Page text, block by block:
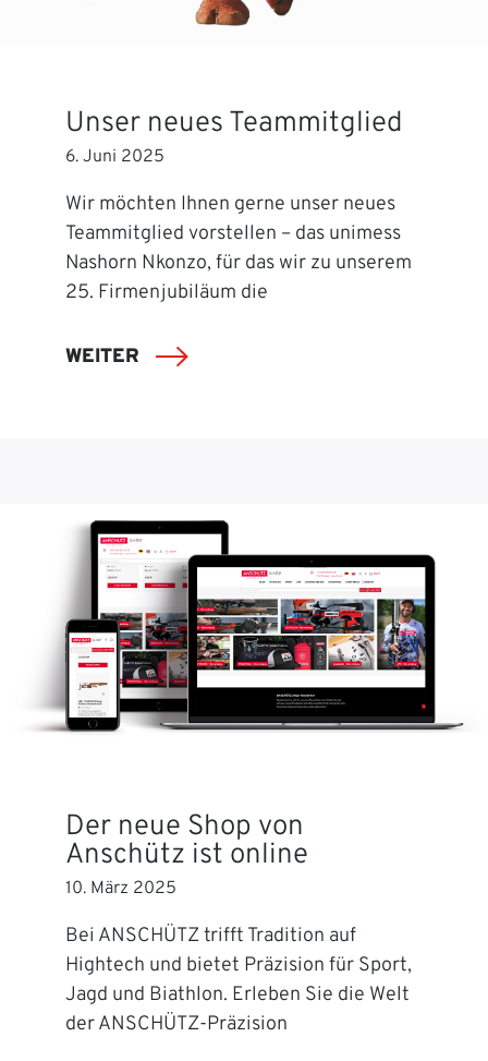
Unser neues Teammitglied
6. Juni 2025
Wir möchten Ihnen gerne unser neues
Teammitglied vorstellen – das unimess
Nashorn Nkonzo, für das wir zu unserem
25. Firmenjubiläum die
WEITER
Der neue Shop von
Anschütz ist online
10. März 2025
Bei ANSCHÜTZ trifft Tradition auf
Hightech und bietet Präzision für Sport,
Jagd und Biathlon. Erleben Sie die Welt
der ANSCHÜTZ-Präzision